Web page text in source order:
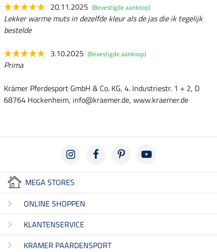
20.11.2025 (Bevestigde aankoop)
Lekker warme muts in dezelfde kleur als de jas die ik tegelijk
bestelde
3.10.2025 (Bevestigde aankoop)
Prima
Krämer Pferdesport GmbH & Co. KG, 4. Industriestr. 1 + 2, D
68764 Hockenheim, info@kraemer.de, www.kraemer.de
MEGA STORES
ONLINE SHOPPEN
KLANTENSERVICE
KRAMER PAARDENSPORT